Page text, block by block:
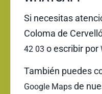
Si necesitas
Coloma de
42 03 o escribir por
También puedes
Google Maps de